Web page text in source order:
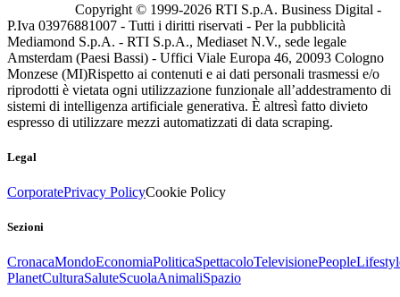
Copyright © 1999-2026 RTI S.p.A. Business Digital -
P.Iva 03976881007 - Tutti i diritti riservati - Per la pubblicità
Mediamond S.p.A. - RTI S.p.A., Mediaset N.V., sede legale
Amsterdam (Paesi Bassi) - Uffici Viale Europa 46, 20093 Cologno
Monzese (MI)Rispetto ai contenuti e ai dati personali trasmessi e/o
riprodotti è vietata ogni utilizzazione funzionale all’addestramento di
sistemi di intelligenza artificiale generativa. È altresì fatto divieto
espresso di utilizzare mezzi automatizzati di data scraping.
Legal
CorporatePrivacy PolicyCookie Policy
Sezioni
CronacaMondoEconomiaPoliticaSpettacoloTelevisionePeople
PlanetCulturaSaluteScuolaAnimaliSpazio